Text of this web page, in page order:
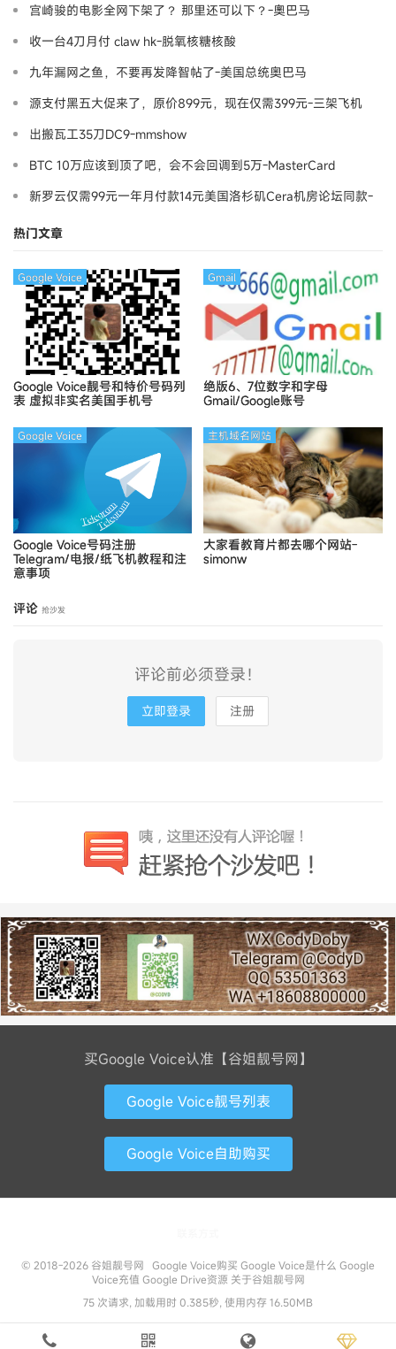
宫崎骏的电影全网下架了？ 那里还可以下？-奧巴马
收一台4刀月付 claw hk-脱氧核糖核酸
九年漏网之鱼，不要再发降智帖了-美国总统奥巴马
源支付黑五大促来了，原价899元，现在仅需399元-三架飞机
出搬瓦工35刀DC9-mmshow
BTC 10万应该到顶了吧，会不会回调到5万-MasterCard
新罗云仅需99元一年月付款14元美国洛杉矶Cera机房论坛同款-
热门文章
Google Voice靓号和特价号码列
表 虚拟非实名美国手机号
Google Voice
绝版6、7位数字和字母
Gmail/Google账号
Gmail
Google Voice号码注册
Telegram/电报/纸飞机教程和注
意事项
Google Voice
大家看教育片都去哪个网站-
simonw
主机域名网站
评论 抢沙发
评论前必须登录！
立即登录 注册
买Google Voice认准【谷姐靓号网】
Google Voice靓号列表
Google Voice自助购买
© 2018-2026 谷姐靓号网 Google Voice购买 Google Voice是什么 Google
Voice充值 Google Drive资源 关于谷姐靓号网
75 次请求, 加载用时 0.385秒, 使用内存 16.50MB